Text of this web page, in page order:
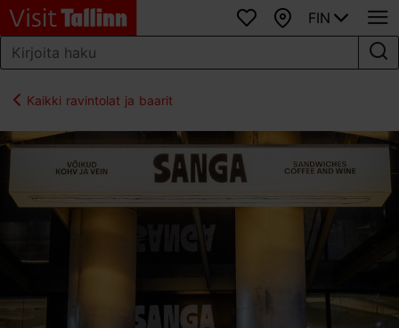
SuosikitKartta
FIN
Kaikki ravintolat ja baarit